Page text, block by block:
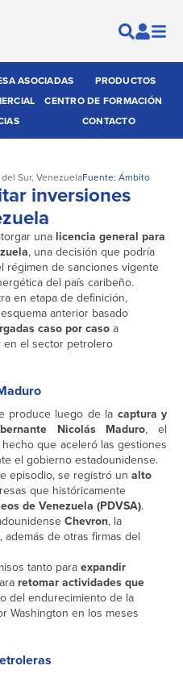
ASOCIADAS
PRODUCTOS
CENTRO DE FORMACIÓN
CONTACTO
Sur, VenezuelaFuente: Ámbito
inversiones
una licencia general para
, una decisión que podría
régimen de sanciones vigente
del país caribeño.
en etapa de definición,
anterior basado
caso por casoa
en el sector petrolero
produce luego de la captura y
Nicolás Maduro, el
hecho que aceleró las gestiones
el gobierno estadounidense.
episodio, se registró un alto
que históricamente
de Venezuela (PDVSA).
Chevron, la
, además de otras firmas del
tanto para expandir
retomar actividades que
del endurecimiento de la
Washington en los meses